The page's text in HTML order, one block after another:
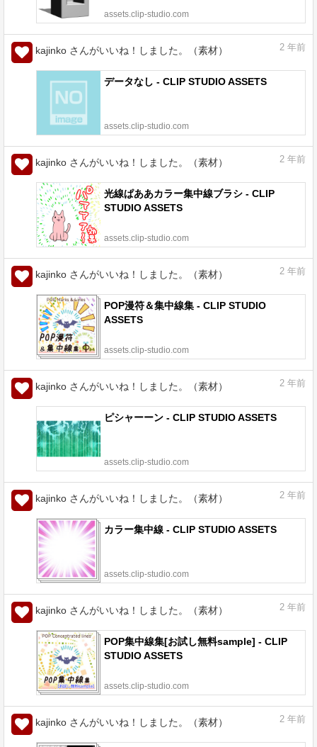
assets.clip-studio.com
kajinko さんがいいね！しました。（素材） 2 年前
データなし - CLIP STUDIO ASSETS
assets.clip-studio.com
kajinko さんがいいね！しました。（素材） 2 年前
光線ぱああカラー集中線ブラシ - CLIP
STUDIO ASSETS
assets.clip-studio.com
kajinko さんがいいね！しました。（素材） 2 年前
POP漫符＆集中線集 - CLIP STUDIO
ASSETS
assets.clip-studio.com
kajinko さんがいいね！しました。（素材） 2 年前
ピシャーーン - CLIP STUDIO ASSETS
assets.clip-studio.com
kajinko さんがいいね！しました。（素材） 2 年前
カラー集中線 - CLIP STUDIO ASSETS
assets.clip-studio.com
kajinko さんがいいね！しました。（素材） 2 年前
POP集中線集[お試し無料sample] - CLIP
STUDIO ASSETS
assets.clip-studio.com
kajinko さんがいいね！しました。（素材） 2 年前